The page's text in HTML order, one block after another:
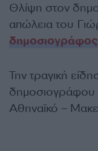
Θλίψη στον
απώλεια του
δημοσιογράφος
Την τραγική
δημοσιογράφου
Αθηναϊκό –